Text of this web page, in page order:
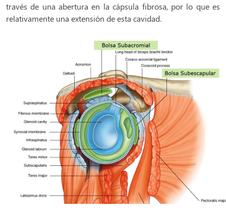
través de una abertura en la cápsula fibrosa, por lo que es
relativamente una extensión de esta cavidad.